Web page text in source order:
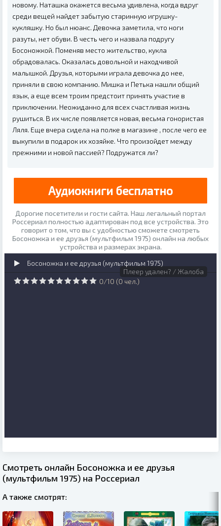
новому. Наташка окажется весьма удивлена, когда вдруг
среди вещей найдет забытую старинную игрушку-
кукляшку. Но был нюанс. Девочка заметила, что ноги
разуты, нет обуви. В честь чего и назвала подругу
Босоножкой. Поменяв место жительство, кукла
обрадовалась. Оказалась довольной и находчивой
малышкой. Друзья, которыми играла девочка до нее,
приняли в свою компанию. Мишка и Петька нашли общий
язык, а еще всем троим предстоит принять участие в
приключении. Неожиданно для всех счастливая жизнь
рушиться. В их числе появляется новая, весьма гонористая
Ляля. Еще вчера сидела на полке в магазине , после чего ее
выкупили в подарок их хозяйке. Что произойдет между
прежними и новой пассией? Подружатся ли?
Аудиокниги бесплатно
Дорогие посетители и гости сайта. Наш легальный портал
Россериал полностью адаптирован под все устройства. Это
говорит о том, что вы с удобностью сможете смотреть
Босоножка и ее друзья (мультфильм 1975) онлайн на любых
устройства и размерах экрана.
Босоножка и ее друзья (мультфильм 1975)
Плеер удален? / Жалоба
0/10 (0 чел.)
Смотреть онлайн Босоножка и ее друзья
(мультфильм 1975) на Россериал
А также смотрят: